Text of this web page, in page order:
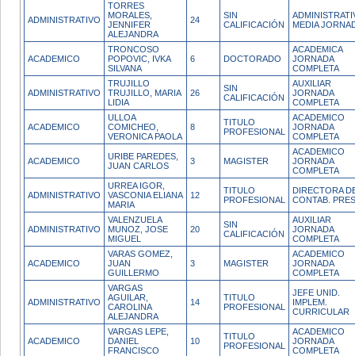
ADMINISTRATIVO
TORRES
MORALES,
JENNIFER
ALEJANDRA
24
SIN
CALIFICACIÓN
MEDIA
ACADEMICO
TRONCOSO
POPOVIC, IVKA
SILVANA
6 DOCTORADO
ACADEMICA
JORNADA
COMPLETA
ADMINISTRATIVO
TRUJILLO
TRUJILLO, MARIA
LIDIA
26
SIN
CALIFICACIÓN
AUXILIAR
JORNADA
COMPLETA
ACADEMICO
ULLOA
COMICHEO,
VERONICA PAOLA
8
TITULO
PROFESIONAL
ACADEMICO
JORNADA
COMPLETA
ACADEMICO
URIBE PAREDES,
JUAN CARLOS
3 MAGISTER
ACADEMICO
JORNADA
COMPLETA
ADMINISTRATIVO
URREA IGOR,
VASCONIA ELIANA
MARIA
12
TITULO
PROFESIONAL
DIRECTORA
CONTAB.
ADMINISTRATIVO
VALENZUELA
MUNOZ, JOSE
MIGUEL
20
SIN
CALIFICACIÓN
AUXILIAR
JORNADA
COMPLETA
ACADEMICO
VARAS GOMEZ,
JUAN
GUILLERMO
3 MAGISTER
ACADEMICO
JORNADA
COMPLETA
ADMINISTRATIVO
VARGAS
AGUILAR,
CAROLINA
ALEJANDRA
14
TITULO
PROFESIONAL
JEFE UNID.
IMPLEM.
CURRICULAR
ACADEMICO
VARGAS LEPE,
DANIEL
FRANCISCO
10
TITULO
PROFESIONAL
ACADEMICO
JORNADA
COMPLETA